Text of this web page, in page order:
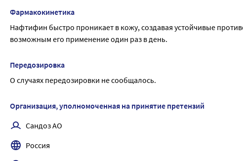
Фармакокинетика
Нафтифин быстро проникает в кожу, создавая устойчивые
возможным его применение один раз в день.
Передозировка
О случаях передозировки не сообщалось.
Организация, уполномоченная на принятие претензий
Сандоз АО
Россия